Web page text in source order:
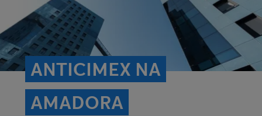
ANTICIMEX NA
AMADORA